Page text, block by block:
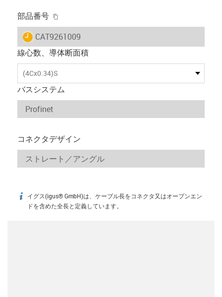
部品番号
igus-icon-lieferzeit
CAT9261009
線心数、導体断面積
(4Cx0.34)S
バスシステム
コネクタデザイン
igus-icon-info
イグス(igus® GmbH)は、ケーブル長をコネクタ又はオープンエン
ドを含めた全長と定義しています。